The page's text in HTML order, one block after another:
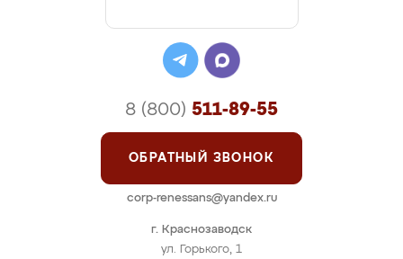
г. Краснозаводск
ул. Горького, 1
8 (800) 511-89-55
ОБРАТНЫЙ ЗВОНОК
corp-renessans@yandex.ru